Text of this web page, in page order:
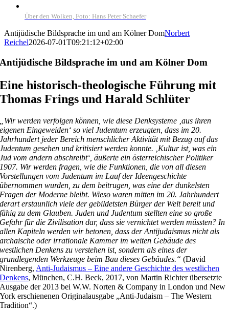
Über den Wolken, Foto: Hans Peter Schaefer
Antijüdische Bildsprache im und am Kölner DomNorbert
Reichel2026-07-01T09:21:12+02:00
Antijüdische Bildsprache im und am Kölner Dom
Eine historisch-theologische Führung mit
Thomas Frings und Harald Schlüter
„Wir werden verfolgen können, wie diese Denksysteme ‚aus ihren
eigenen Eingeweiden‘ so viel Judentum erzeugten, dass im 20.
Jahrhundert jeder Bereich menschlicher Aktivität mit Bezug auf das
Judentum gesehen und kritisiert werden konnte. ‚Kultur ist, was ein
Jud vom andern abschreibt‘, äußerte ein österreichischer Politiker
1907. Wir werden fragen, wie die Funktionen, die von all diesen
Vorstellungen vom Judentum im Lauf der Ideengeschichte
übernommen wurden, zu dem beitrugen, was eine der dunkelsten
Fragen der Moderne bleibt. Wieso waren mitten im 20. Jahrhundert
derart erstaunlich viele der gebildetsten Bürger der Welt bereit und
fähig zu dem Glauben. Juden und Judentum stellten eine so große
Gefahr für die Zivilisation dar, dass sie vernichtet werden müssten? In
allen Kapiteln werden wir betonen, dass der Antijudaismus nicht als
archaische oder irrationale Kammer im weiten Gebäude des
westlichen Denkens zu verstehen ist, sondern als eines der
grundlegenden Werkzeuge beim Bau dieses Gebäudes.“(David
Nirenberg, Anti-Judaismus – Eine andere Geschichte des westlichen
Denkens, München, C.H. Beck, 2017, von Martin Richter übersetzte
Ausgabe der 2013 bei W.W. Norten & Company in London und New
York erschienenen Originalausgabe „Anti-Judaism – The Western
Tradition“.)